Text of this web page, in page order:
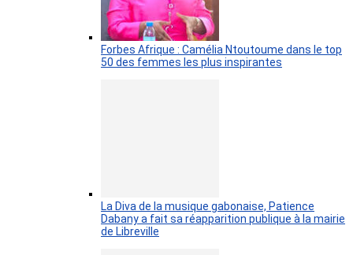
Forbes Afrique : Camélia Ntoutoume dans le top
50 des femmes les plus inspirantes
La Diva de la musique gabonaise, Patience
Dabany a fait sa réapparition publique à la mairie
de Libreville